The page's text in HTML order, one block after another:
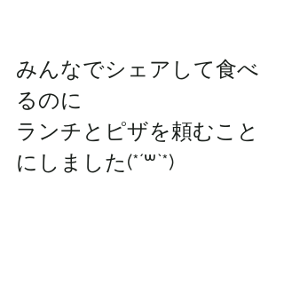
みんなでシェアして食べ
るのに
ランチとピザを頼むこと
にしました(*´꒳`*)